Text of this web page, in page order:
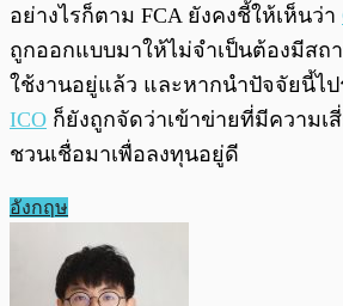
อย่างไรก็ตาม FCA ยังคงชี้ให้เห็นว่า
ถูกออกแบบมาให้ไม่จำเป็นต้องมีสถ
ใช้งานอยู่แล้ว และหากนำปัจจัยนี้ไ
ICO ก็ยังถูกจัดว่าเข้าข่ายที่มีความเ
ชวนเชื่อมาเพื่อลงทุนอยู่ดี
อังกฤษ